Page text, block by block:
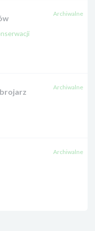
Archiwalne
Archiwalne
Archiwalne